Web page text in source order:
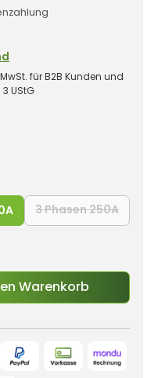
für B2B Kunden und
UStG
3 Phasen 250A
den
Warenkorb